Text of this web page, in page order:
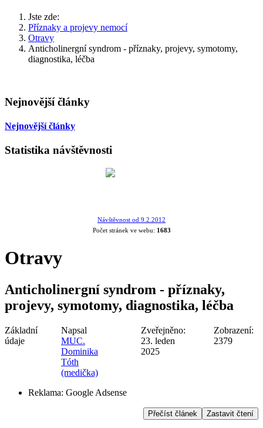
Jste zde:
Příznaky a projevy nemocí
Otravy
Anticholinergní syndrom - příznaky, projevy, symotomy,
diagnostika, léčba
Nejnovější články
Nejnovější články
Statistika návštěvnosti
Návštěvnost od 9.2.2012
Počet stránek ve webu: 1683
Otravy
Anticholinergní syndrom - příznaky,
projevy, symotomy, diagnostika, léčba
Základní
údaje
Napsal
MUC.
Dominika
Tóth
(medička)
Zveřejněno:
23. leden
2025
Zobrazení:
2379
Reklama: Google Adsense
Přečíst článek Zastavit čtení